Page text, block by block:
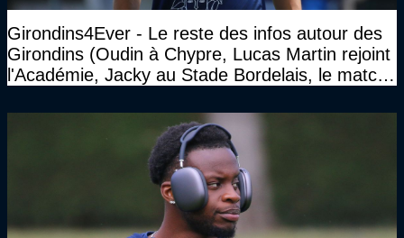
Girondins4Ever - Le reste des infos autour des
Girondins (Oudin à Chypre, Lucas Martin rejoint
l'Académie, Jacky au Stade Bordelais, le match